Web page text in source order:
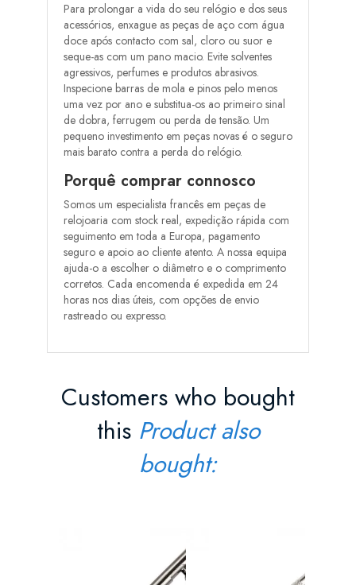
Para prolongar a vida do seu relógio e dos seus
acessórios, enxague as peças de aço com água
doce após contacto com sal, cloro ou suor e
seque-as com um pano macio. Evite solventes
agressivos, perfumes e produtos abrasivos.
Inspecione barras de mola e pinos pelo menos
uma vez por ano e substitua-os ao primeiro sinal
de dobra, ferrugem ou perda de tensão. Um
pequeno investimento em peças novas é o seguro
mais barato contra a perda do relógio.
Porquê comprar connosco
Somos um especialista francês em peças de
relojoaria com stock real, expedição rápida com
seguimento em toda a Europa, pagamento
seguro e apoio ao cliente atento. A nossa equipa
ajuda-o a escolher o diâmetro e o comprimento
corretos. Cada encomenda é expedida em 24
horas nos dias úteis, com opções de envio
rastreado ou expresso.
Customers who bought
this Product also
bought: